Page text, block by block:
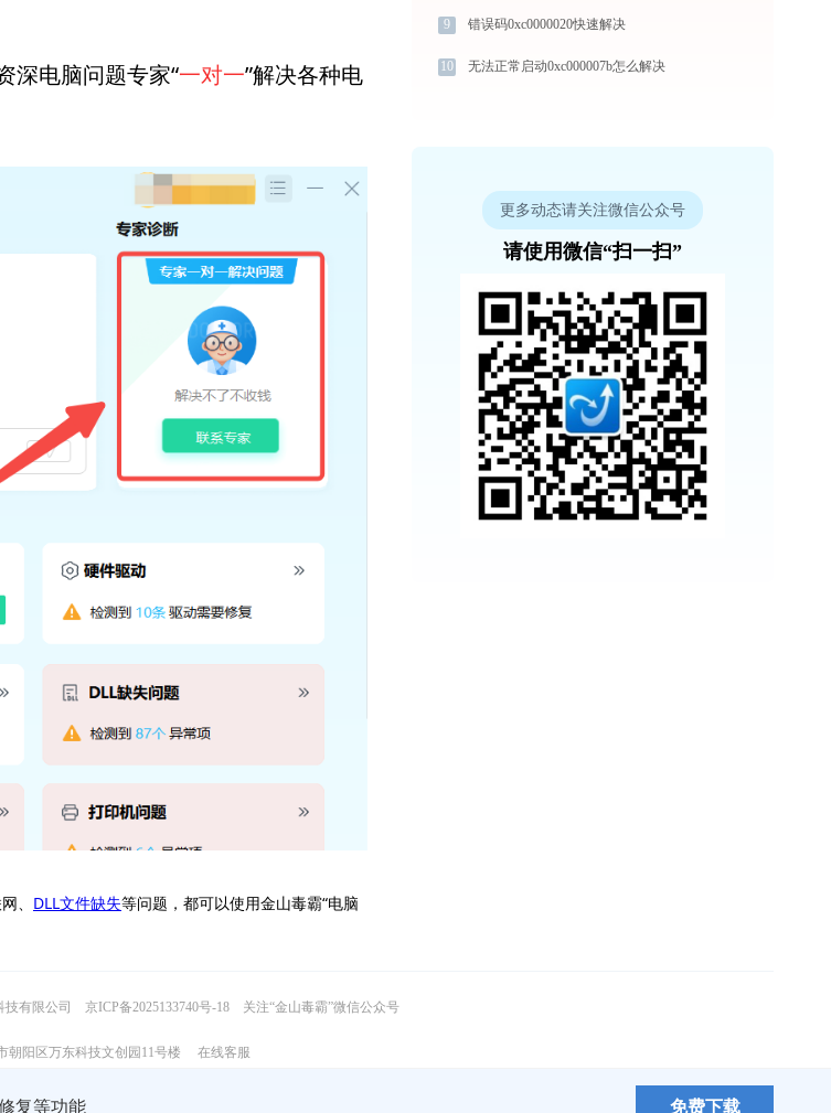
深电脑问题专家“一对一”解决各种电
、 DLL文件缺失等问题，都可以使用金山毒霸“电脑
复等功能 免费下载
9 错误码0xc0000020快速解决
10 无法正常启动0xc000007b怎么解决
更多动态请关注微信公众号
请使用微信“扫一扫”
技有限公司 京ICP备2025133740号-18 关注“金山毒霸”微信公众号
朝阳区万东科技文创园11号楼 在线客服